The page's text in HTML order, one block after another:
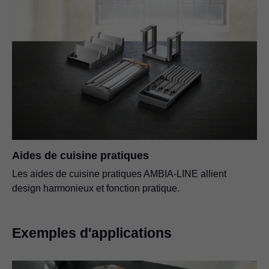
Aides de cuisine pratiques
Les aides de cuisine pratiques AMBIA-LINE allient
design harmonieux et fonction pratique.
Exemples d'applications